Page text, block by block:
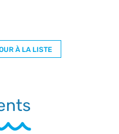
À LA LISTE